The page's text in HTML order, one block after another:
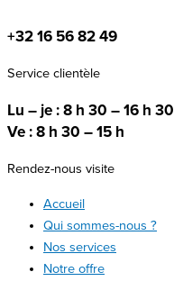
+32 16 56 82 49
Service clientèle
Lu – je : 8 h 30 – 16 h 30
Ve : 8 h 30 – 15 h
Rendez-nous visite
Accueil
Qui sommes-nous ?
Nos services
Notre offre